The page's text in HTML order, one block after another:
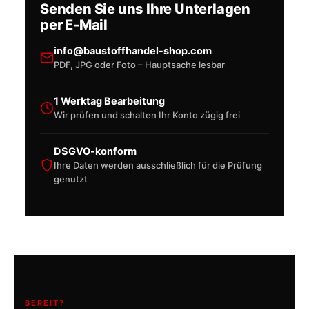
Senden Sie uns Ihre Unterlagen
per E-Mail
info@baustoffhandel-shop.com
PDF, JPG oder Foto – Hauptsache lesbar
1 Werktag Bearbeitung
Wir prüfen und schalten Ihr Konto zügig frei
DSGVO-konform
Ihre Daten werden ausschließlich für die Prüfung
genutzt
BEREIT?